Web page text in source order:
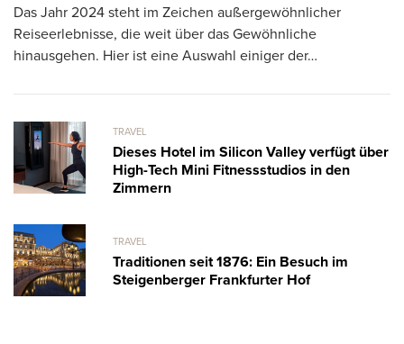
Das Jahr 2024 steht im Zeichen außergewöhnlicher
Reiseerlebnisse, die weit über das Gewöhnliche
hinausgehen. Hier ist eine Auswahl einiger der…
TRAVEL
Dieses Hotel im Silicon Valley verfügt über
High-Tech Mini Fitnessstudios in den
Zimmern
TRAVEL
Traditionen seit 1876: Ein Besuch im
Steigenberger Frankfurter Hof